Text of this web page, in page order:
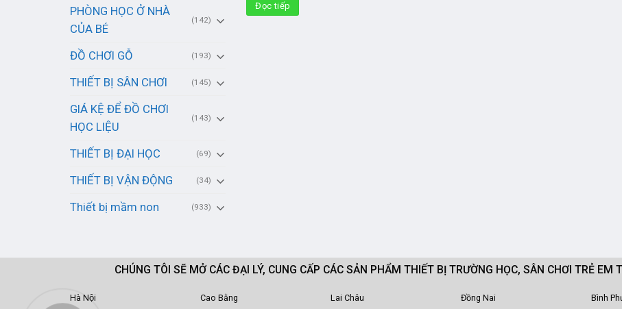
PHÒNG HỌC Ở NHÀ
CỦA BÉ
(142)
ĐỒ CHƠI GỖ (193)
THIẾT BỊ SÂN CHƠI (145)
GIÁ KỆ ĐỂ ĐỒ CHƠI
HỌC LIỆU
(143)
THIẾT BỊ ĐẠI HỌC (69)
THIẾT BỊ VẬN ĐỘNG (34)
Thiết bị mầm non (933)
Đọc tiếp
CHÚNG TÔI SẼ MỞ CÁC ĐẠI LÝ, CUNG CẤP CÁC SẢN PHẨM THIẾT BỊ TRƯỜNG HỌC, SÂN CHƠI TRẺ EM
Hà Nội
Cao Bằng
Lai Châu
Đồng Nai
Bình